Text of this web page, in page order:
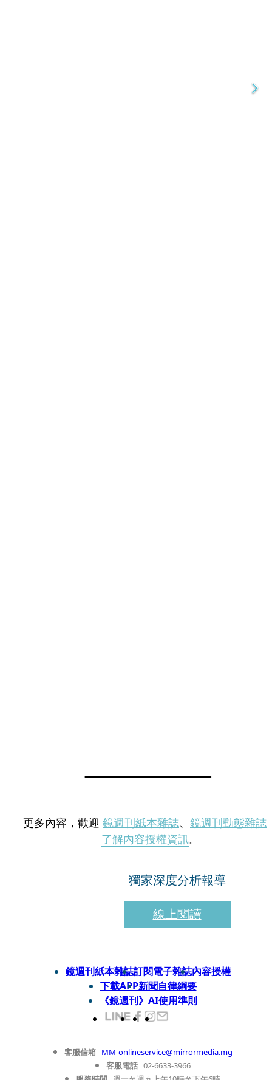
更多內容，歡迎 鏡週刊紙本雜誌、 鏡週刊動態雜誌
了解內容授權資訊。
獨家深度分析報導
線上閱讀
鏡週刊紙本雜誌訂閱電子雜誌內容授權
下載APP新聞自律綱要
《鏡週刊》AI使用準則
客服信箱 MM-onlineservice@mirrormedia.mg
客服電話 02-6633-3966